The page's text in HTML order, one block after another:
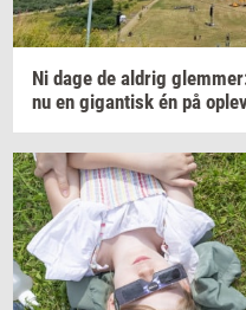
Ni dage de al­drig
nu en gi­gan­tisk én på